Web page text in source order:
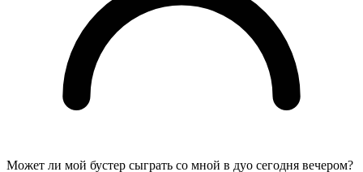
Может ли мой бустер сыграть со мной в дуо сегодня вечером?